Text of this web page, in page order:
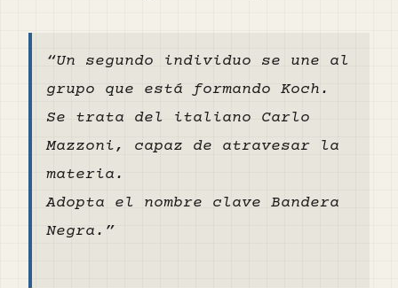
“Un segundo individuo se une al
grupo que está formando Koch.
Se trata del italiano Carlo
Mazzoni, capaz de atravesar la
materia.
Adopta el nombre clave Bandera
Negra.”